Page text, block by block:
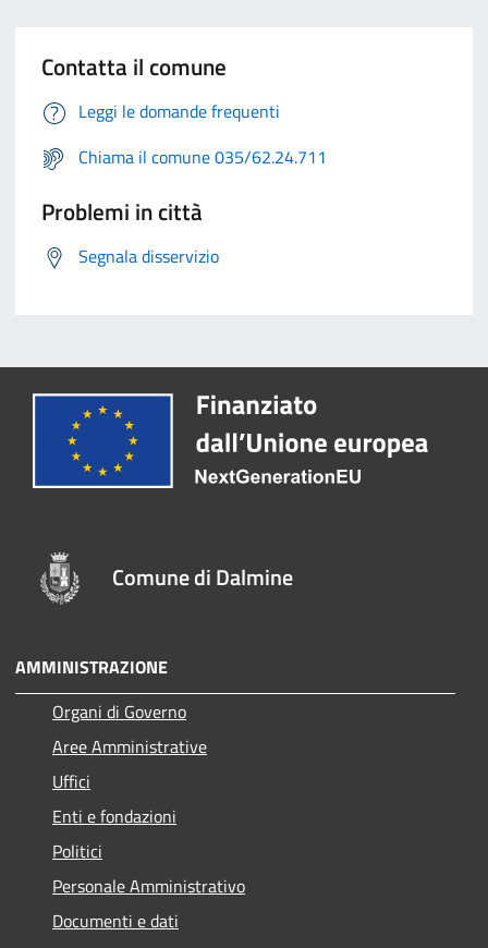
Contatta il comune
Leggi le domande frequenti
Chiama il comune 035/62.24.711
Problemi in città
Segnala disservizio
Comune di Dalmine
AMMINISTRAZIONE
Organi di Governo
Aree Amministrative
Uffici
Enti e fondazioni
Politici
Personale Amministrativo
Documenti e dati